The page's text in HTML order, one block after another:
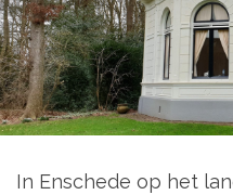
In Enschede op het